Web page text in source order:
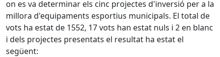
on es va determinar els cinc projectes d'inversió per a la
millora d'equipaments esportius municipals. El total de
vots ha estat de 1552, 17 vots han estat nuls i 2 en blanc
i dels projectes presentats el resultat ha estat el
següent: